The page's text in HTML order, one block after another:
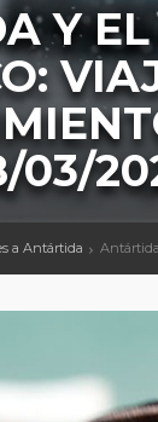
Y
03/
a Antártida